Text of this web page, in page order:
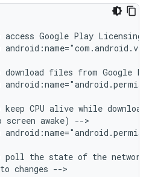
access Google Play Licensing
download files from Google
keep CPU alive while
screen awake)
poll the state of the network
to changes